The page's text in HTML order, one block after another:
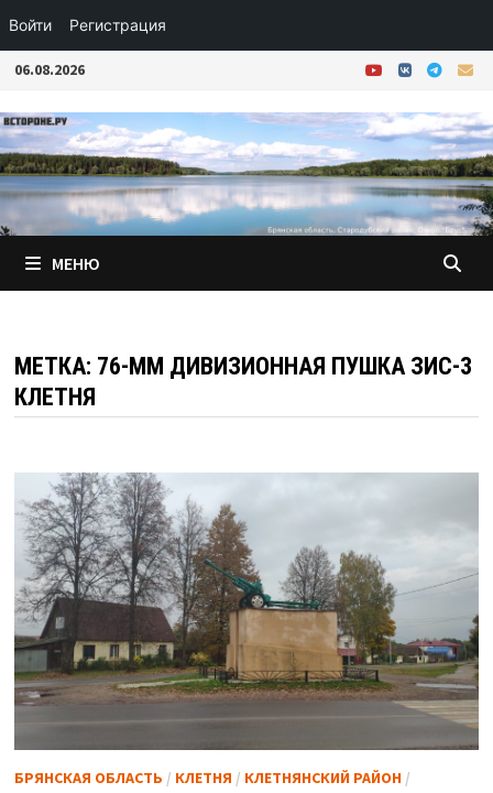
Войти Регистрация
Перейти
содержимому
06.08.2026
МЕНЮ
МЕТКА: 76-ММ ДИВИЗИОННАЯ ПУШКА ЗИС-3
КЛЕТНЯ
БРЯНСКАЯ ОБЛАСТЬ / КЛЕТНЯ / КЛЕТНЯНСКИЙ РАЙОН/